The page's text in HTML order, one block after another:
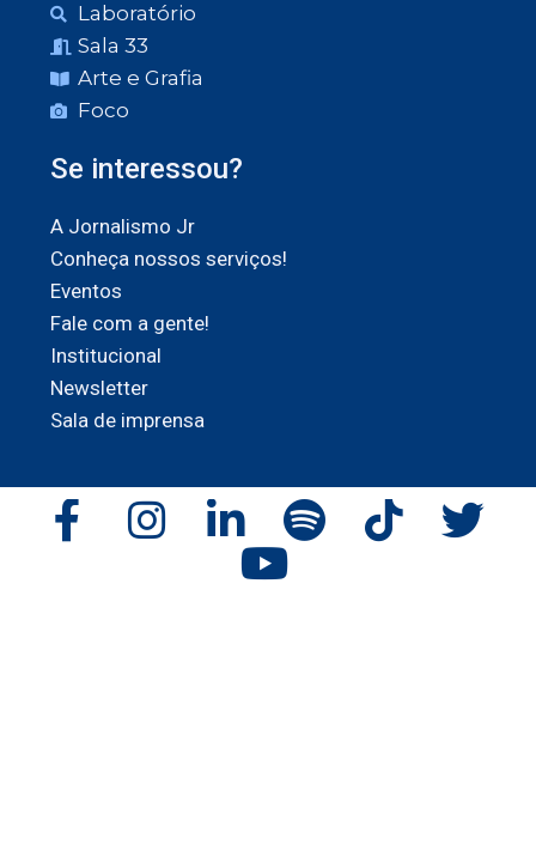
Laboratório
Sala 33
Arte e Grafia
Foco
Se interessou?
A Jornalismo Jr
Conheça nossos serviços!
Eventos
Fale com a gente!
Institucional
Newsletter
Sala de imprensa